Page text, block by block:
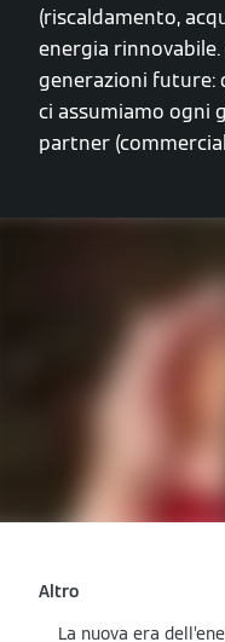
(riscaldamento,
energia
generazioni future:
ci assumiamo ogni
partner
Altro